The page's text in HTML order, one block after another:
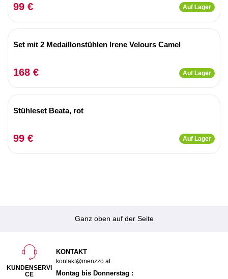
99 € Auf Lager
Set mit 2 Medaillonstühlen Irene Velours Camel
168 € Auf Lager
Stühleset Beata, rot
99 € Auf Lager
Ganz oben auf der Seite
KUNDENSERVI
CE
KONTAKT
kontakt@menzzo.at
Montag bis Donnerstag :